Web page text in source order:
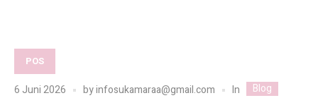
POS
6 Juni 2026 byinfosukamaraa@gmail.com In Blog